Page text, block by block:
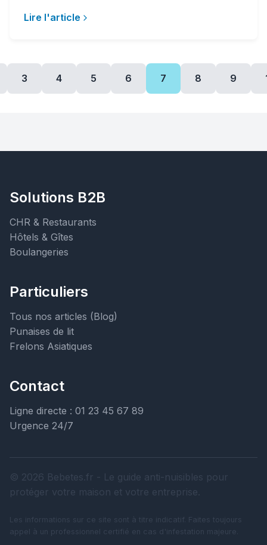
Lire l'article
3 4 5 6 7 8 9
Solutions B2B
CHR & Restaurants
Hôtels & Gîtes
Boulangeries
Particuliers
Tous nos articles (Blog)
Punaises de lit
Frelons Asiatiques
Contact
Ligne directe : 01 23 45 67 89
Urgence 24/7
© 2026 Bebetes.fr - Le guide anti-nuisibles pour
protéger votre maison et votre entreprise.
Les informations sur ce site sont à titre indicatif. Faites toujours
appel à un professionnel certifié en cas d'infestation majeure.